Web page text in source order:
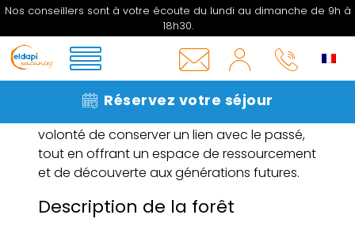
Nos conseillers sont à votre écoute du lundi au dimanche de 9h à
18h30.
INFOS
&
05 33
06 27
MON
COMPTE
Réservez votre séjour
ayant perdu sa fonction économique
d’antan, laforêt de Suzacreprésente un
patrimoine naturel et culturel inestimable,
protégé et mis en valeur pour son
importance écologique et historique. La
volonté de conserver un lien avec le passé,
tout en offrant un espace de ressourcement
et de découverte aux générations futures.
Description de la forêt